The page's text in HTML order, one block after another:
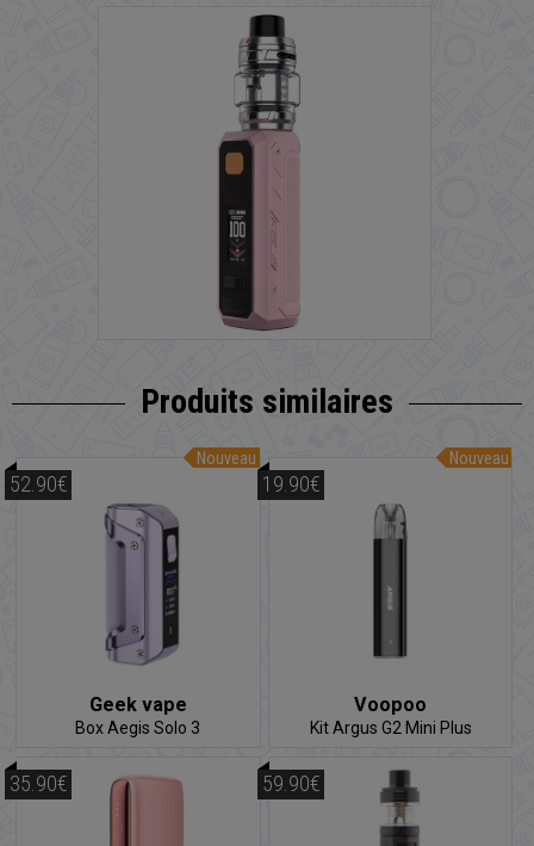
Produits similaires
Nouveau
Geek vape
Box Aegis Solo 3
52.90€
Nouveau
Voopoo
Kit Argus G2 Mini Plus
19.90€
35.90€ 59.90€